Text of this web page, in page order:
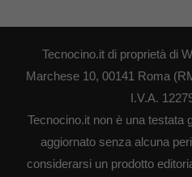
Tecnocino.it di proprietà di
Marchese 10, 00141 Roma
I.V.A.
Tecnocino.it non è una testata
aggiornato senza alcuna
considerarsi un prodotto